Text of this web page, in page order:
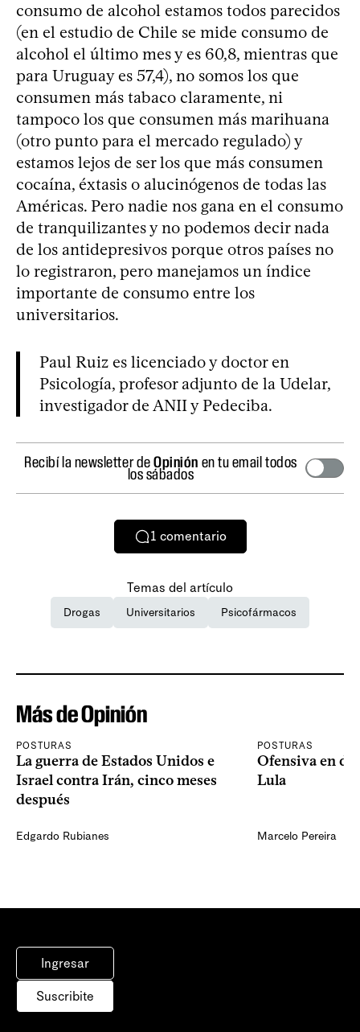
consumo de alcohol estamos todos parecidos
(en el estudio de Chile se mide consumo de
alcohol el último mes y es 60,8, mientras que
para Uruguay es 57,4), no somos los que
consumen más tabaco claramente, ni
tampoco los que consumen más marihuana
(otro punto para el mercado regulado) y
estamos lejos de ser los que más consumen
cocaína, éxtasis o alucinógenos de todas las
Américas. Pero nadie nos gana en el consumo
de tranquilizantes y no podemos decir nada
de los antidepresivos porque otros países no
lo registraron, pero manejamos un índice
importante de consumo entre los
universitarios.
Paul Ruiz es licenciado y doctor en
Psicología, profesor adjunto de la Udelar,
investigador de ANII y Pedeciba.
Recibí la newsletter deOpinión en tu email todos
los sábados
1 comentario
Temas del artículo
Drogas Universitarios Psicofármacos
Más de Opinión
POSTURAS
La guerra de Estados Unidos e
Israel contra Irán, cinco meses
después
Edgardo Rubianes
POSTURAS
Ofensiva en
Lula
Marcelo Pereira
Ingresar
Suscribite